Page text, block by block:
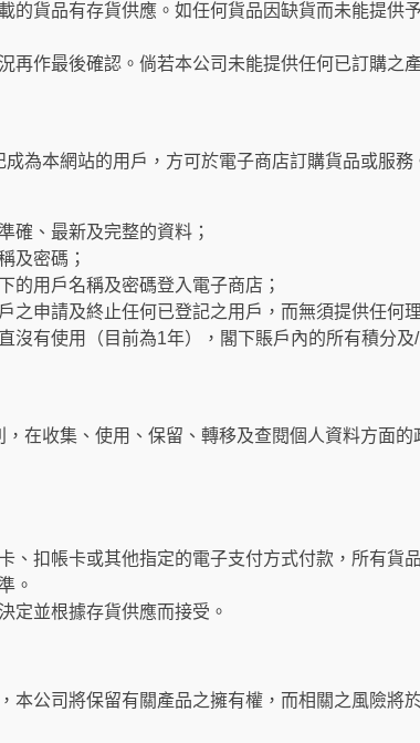
的貨品有存貨供應。如任何貨品因缺貨而未能提供
再作最後確認。倘若本公司未能提供任何已訂購之
為本網站的用戶，方可於電子商店訂購貨品或服
確、最新及完整的資料；
及密碼；
的用戶名稱及密碼登入電子商店；
之申請及終止任何已登記之用戶，而無須提供任何
沒有使用（目前為1年），閣下賬戶內的所有積分
在收集、使用、保留、轉移及查閱個人資料方面
、扣帳卡或其他指定的電子支付方式付款，所有貨
。
定並根據存貨供應而接受。
本公司將保留有關產品之擁有權，而相關之風險將